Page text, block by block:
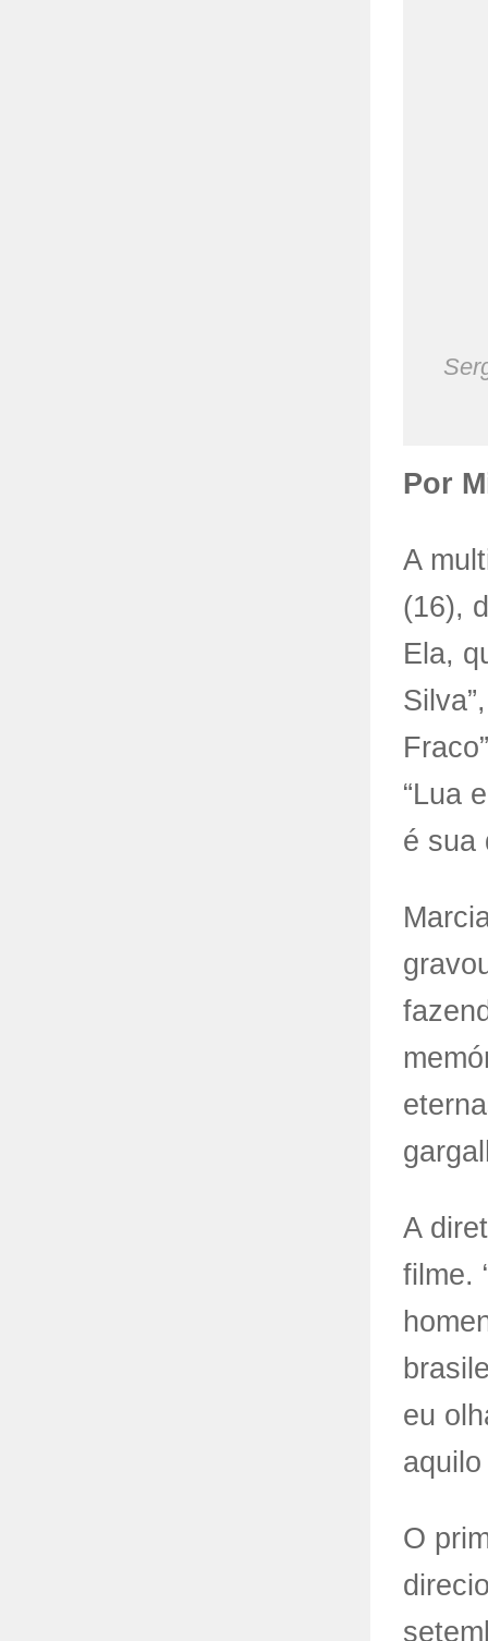
Por
A
(16),
Ela,
“Lua
é sua
A
filme.
eu
O